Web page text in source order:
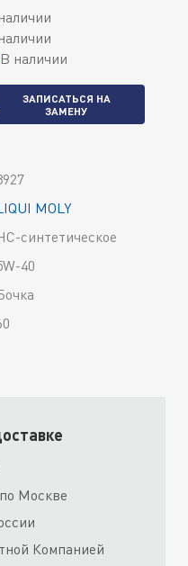
В наличии
ЗАПИСАТЬСЯ НА
ЗАМЕНУ
MOLY
синтетическое
40
Москве
Компанией